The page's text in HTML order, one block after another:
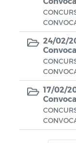
24/02/
17/02/